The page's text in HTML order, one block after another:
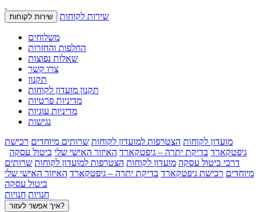
שירות לקוחות שירות לקוחות
משלוחים
החלפות והחזרות
שאלות נפוצות
צרו קשר
תקנון
תקנון מועדון לקוחות
מדיניות פרטיות
מדיניות עוגיות
נגישות
מועדון לקוחות הצטרפות למועדון לקוחות שרותים מיוחדים רכישת
גיפטקארד בדיקת יתרה – גיפטקארד האיזור האישי שלי ביטול עסקה
דרכי ביטול עסקה מועדון לקוחות הצטרפות למועדון לקוחות שרותים
מיוחדים רכישת גיפטקארד בדיקת יתרה – גיפטקארד האיזור האישי שלי
ביטול עסקה
חנויות חנויות
איך אפשר לעזור?